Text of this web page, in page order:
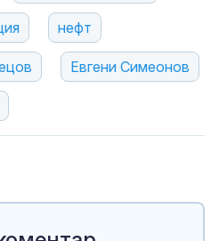
нефт
Евгени Симеонов